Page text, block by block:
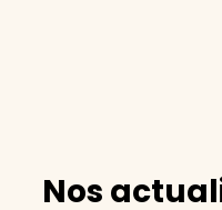
Nos